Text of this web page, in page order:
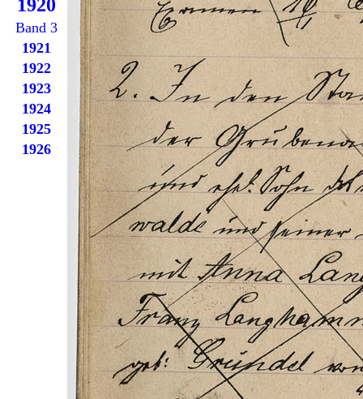
1920
Band 3
1921
1922
1923
1924
1925
1926